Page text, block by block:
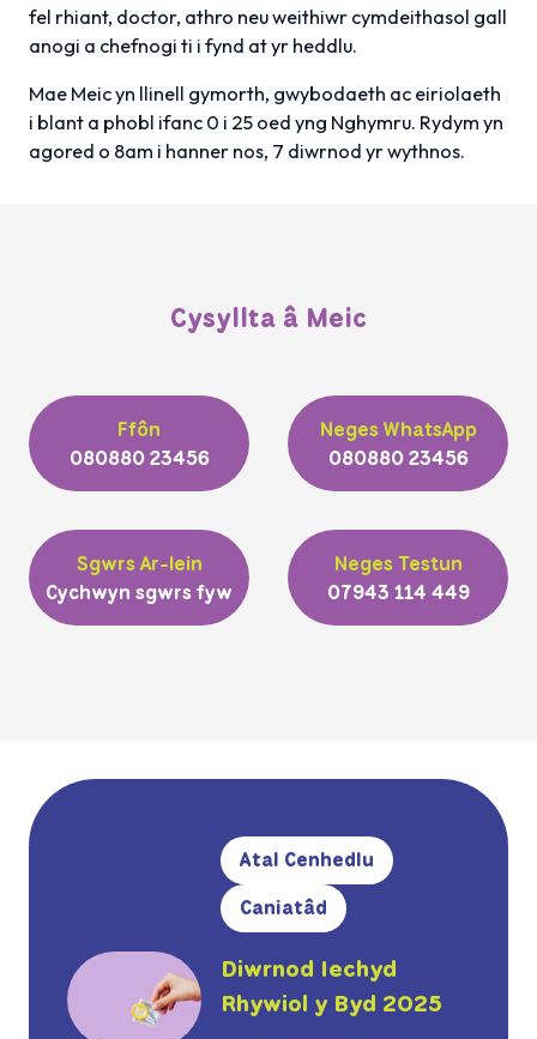
fel rhiant, doctor, athro neu weithiwr cymdeithasol gall
anogi a chefnogi ti i fynd at yr heddlu.
Mae Meic yn llinell gymorth, gwybodaeth ac eiriolaeth
i blant a phobl ifanc 0 i 25 oed yng Nghymru. Rydym yn
agored o 8am i hanner nos, 7 diwrnod yr wythnos.
Cysyllta â Meic
Ffôn
080880 23456
Neges WhatsApp
080880 23456
Sgwrs Ar-lein
Cychwyn sgwrs fyw
Neges Testun
07943 114 449
Atal Cenhedlu
Caniatâd
Diwrnod Iechyd
Rhywiol y Byd 2025